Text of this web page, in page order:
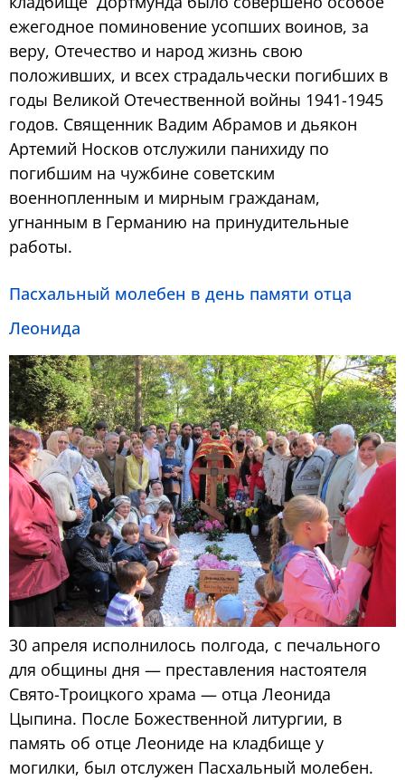
ежегодное поминовение усопших воинов, за
веру, Отечество и народ жизнь свою
положивших, и всех страдальчески погибших в
годы Великой Отечественной войны 1941-1945
годов. Священник Вадим Абрамов и дьякон
Артемий Носков отслужили панихиду по
погибшим на чужбине советским
военнопленным и мирным гражданам,
угнанным в Германию на принудительные
работы.
Пасхальный молебен в день памяти отца
Леонида
30 апреля исполнилось полгода, с печального
для общины дня — преставления настоятеля
Свято-Троицкого храма — отца Леонида
Цыпина. После Божественной литургии, в
память об отце Леониде на кладбище у
могилки, был отслужен Пасхальный молебен.